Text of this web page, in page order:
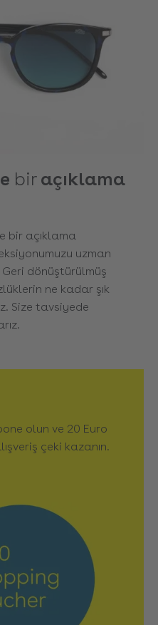
bir açıklama
bir açıklama
uzman
dönüştürülmüş
ne kadar şık
Size tavsiyede
olun ve 20 Euro
çeki kazanın.